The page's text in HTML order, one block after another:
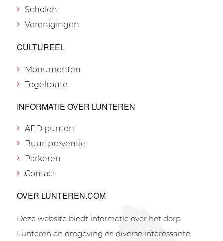
Scholen
Verenigingen
CULTUREEL
Monumenten
Tegelroute
INFORMATIE OVER LUNTEREN
AED punten
Buurtpreventie
Parkeren
Contact
OVER LUNTEREN.COM
Deze website biedt informatie over het dorp
Lunteren en omgeving en diverse interessante